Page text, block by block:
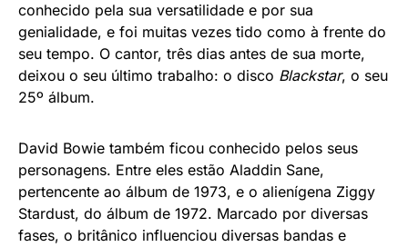
conhecido pela sua versatilidade e por sua
genialidade, e foi muitas vezes tido como à frente do
seu tempo. O cantor, três dias antes de sua morte,
deixou o seu último trabalho: o disco Blackstar, o seu
25º álbum.
David Bowie também ficou conhecido pelos seus
personagens. Entre eles estão Aladdin Sane,
pertencente ao álbum de 1973, e o alienígena Ziggy
Stardust, do álbum de 1972. Marcado por diversas
fases, o britânico influenciou diversas bandas e